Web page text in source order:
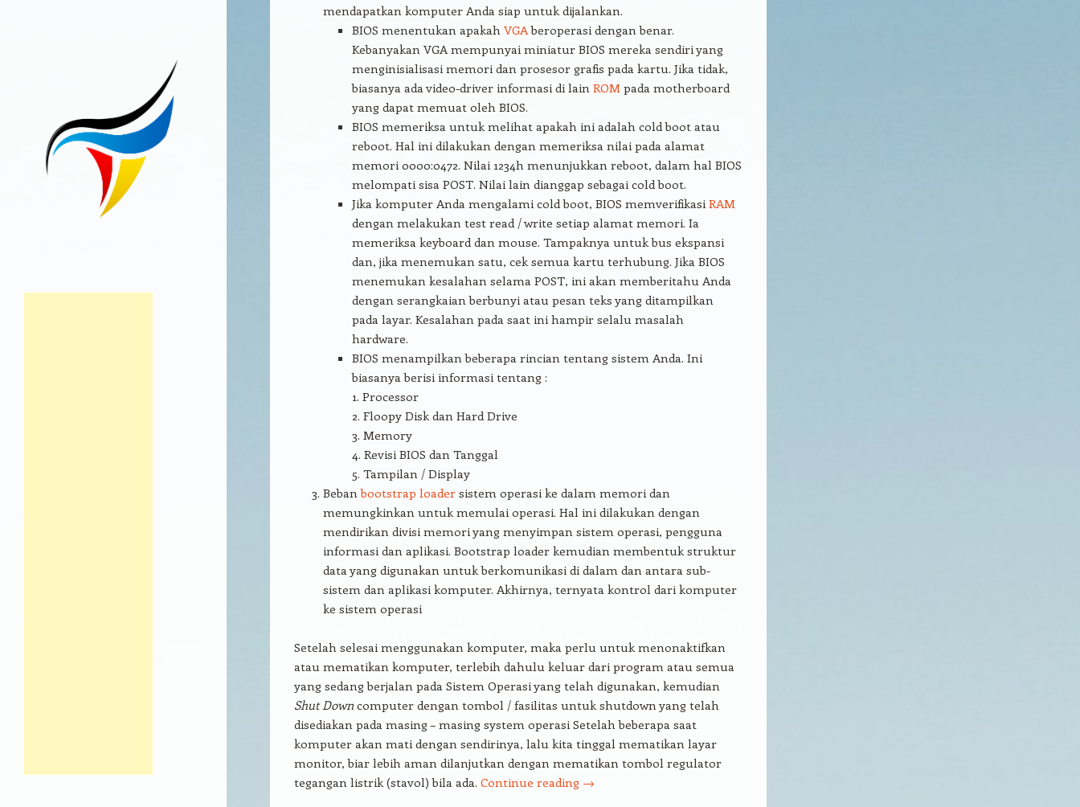
mendapatkan komputer Anda siap untuk dijalankan.
BIOS menentukan apakah VGAberoperasi dengan benar.
Kebanyakan VGA mempunyai miniatur BIOS mereka sendiri yang
menginisialisasi memori dan prosesor grafis pada kartu. Jika tidak,
biasanya ada video-driver informasi di lain ROM pada motherboard
yang dapat memuat oleh BIOS.
BIOS memeriksa untuk melihat apakah ini adalah cold boot atau
reboot. Hal ini dilakukan dengan memeriksa nilai pada alamat
memori 0000:0472. Nilai 1234h menunjukkan reboot, dalam hal BIOS
melompati sisa POST. Nilai lain dianggap sebagai cold boot.
Jika komputer Anda mengalami cold boot, BIOS memverifikasi RAM
dengan melakukan test read / write setiap alamat memori. Ia
memeriksa keyboard dan mouse. Tampaknya untuk bus ekspansi
dan, jika menemukan satu, cek semua kartu terhubung. Jika BIOS
menemukan kesalahan selama POST, ini akan memberitahu Anda
dengan serangkaian berbunyi atau pesan teks yang ditampilkan
pada layar. Kesalahan pada saat ini hampir selalu masalah
hardware.
BIOS menampilkan beberapa rincian tentang sistem Anda. Ini
biasanya berisi informasi tentang :
1. Processor
2. Floopy Disk dan Hard Drive
3. Memory
4. Revisi BIOS dan Tanggal
5. Tampilan / Display
Bebanbootstrap loader sistem operasi ke dalam memori dan
memungkinkan untuk memulai operasi. Hal ini dilakukan dengan
mendirikan divisi memori yang menyimpan sistem operasi, pengguna
informasi dan aplikasi. Bootstrap loader kemudian membentuk struktur
data yang digunakan untuk berkomunikasi di dalam dan antara sub-
sistem dan aplikasi komputer. Akhirnya, ternyata kontrol dari komputer
ke sistem operasi
Setelah selesai menggunakan komputer, maka perlu untuk menonaktifkan
atau mematikan komputer, terlebih dahulu keluar dari program atau semua
yang sedang berjalan pada Sistem Operasi yang telah digunakan, kemudian
Shut Down computer dengan tombol / fasilitas untuk shutdown yang telah
disediakan pada masing – masing system operasi Setelah beberapa saat
komputer akan mati dengan sendirinya, lalu kita tinggal mematikan layar
monitor, biar lebih aman dilanjutkan dengan mematikan tombol regulator
tegangan listrik (stavol) bila ada. Continue reading →